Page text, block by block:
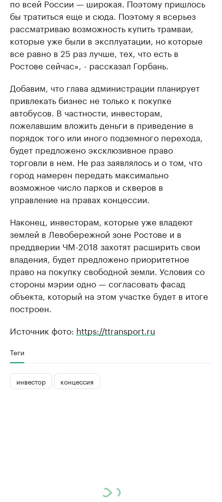
по всей России — широкая. Поэтому пришлось
бы тратиться еще и сюда. Поэтому я всерьез
рассматриваю возможность купить трамваи,
которые уже были в эксплуатации, но которые
все равно в 25 раз лучше, тех, что есть в
Ростове сейчас», - рассказал Горбань.
Добавим, что глава администрации планирует
привлекать бизнес не только к покупке
автобусов. В частности, инвесторам,
пожелавшим вложить деньги в приведение в
порядок того или иного подземного перехода,
будет предложено эксклюзивное право
торговли в нем. Не раз заявлялось и о том, что
город намерен передать максимально
возможное число парков и скверов в
управление на правах концессии.
Наконец, инвесторам, которые уже владеют
землей в Левобережной зоне Ростове и в
преддверии ЧМ-2018 захотят расширить свои
владения, будет предложено приоритетное
право на покупку свободной земли. Условия со
стороны мэрии одно — согласовать фасад
объекта, который на этом участке будет в итоге
построен.
Источник фото: https://ttransport.ru
Теги
инвестор концессия